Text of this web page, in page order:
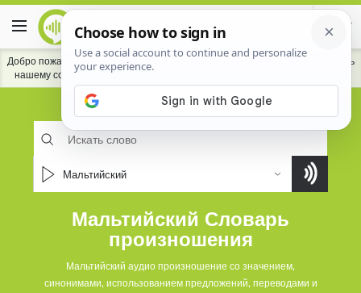
Добро пожаловать в словарь HowToPronounce. Делать вклад
чтобы помочь
нашему сообществу лучше произносить языки, на которых вы говорите.
Мальтийский
Мальтийский Словарь
произношения
Мальтийский аудио произношение со значением,
синонимами, использованием предложений, переводами и